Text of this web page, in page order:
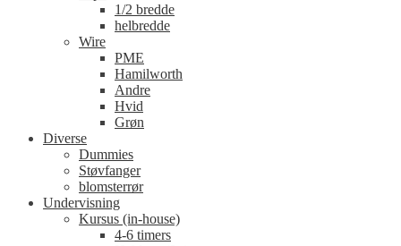
1/2 bredde
helbredde
Wire
PME
Hamilworth
Andre
Hvid
Grøn
Diverse
Dummies
Støvfanger
blomsterrør
Undervisning
Kursus (in-house)
4-6 timers